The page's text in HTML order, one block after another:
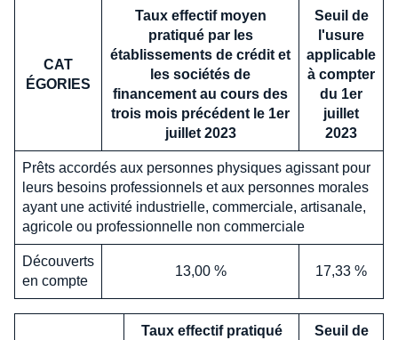
CAT
ÉGORIES
Taux effectif moyen
pratiqué par les
établissements de crédit et
les sociétés de
financement au cours des
trois mois précédent le 1er
juillet 2023
Seuil de
l'usure
applicable
à compter
du 1er
juillet
2023
Prêts accordés aux personnes physiques agissant pour
leurs besoins professionnels et aux personnes morales
ayant une activité industrielle, commerciale, artisanale,
agricole ou professionnelle non commerciale
Découverts
en compte
13,00 % 17,33 %
Taux effectif pratiqué
Seuil de